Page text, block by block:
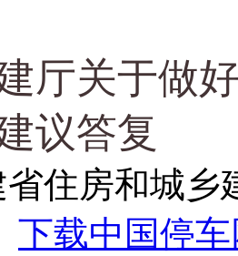
厅关于做
议答复
住房和城乡
下载中国停车